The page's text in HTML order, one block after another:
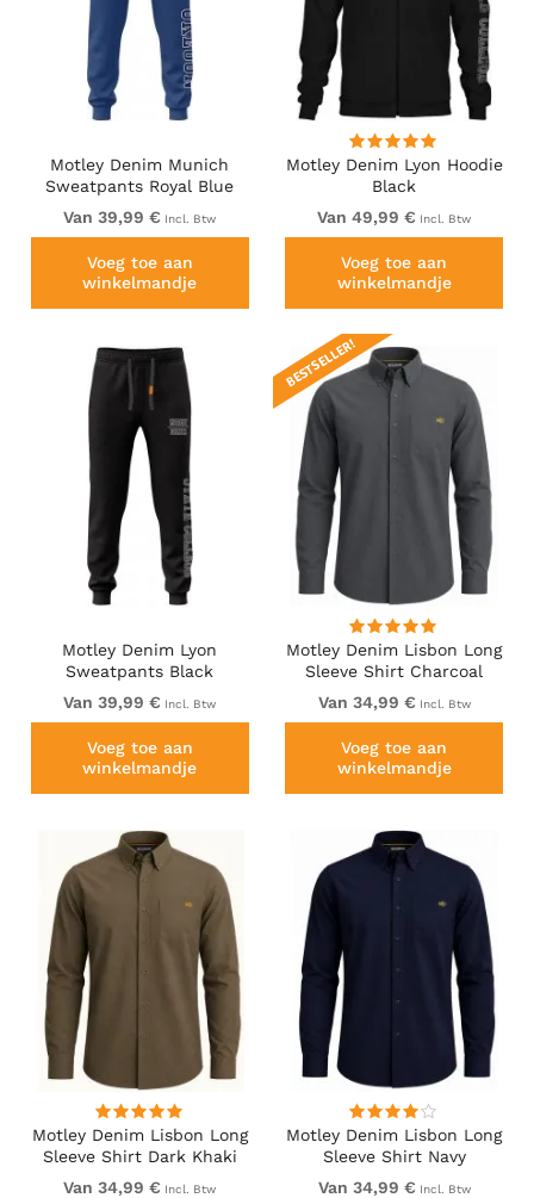
Motley Denim Munich
Sweatpants Royal Blue
Van 39,99 € Incl. Btw
Voeg toe aan
winkelmandje
Motley Denim Lyon Hoodie
Black
Van 49,99 € Incl. Btw
Voeg toe aan
winkelmandje
Motley Denim Lyon
Sweatpants Black
Van 39,99 € Incl. Btw
Voeg toe aan
winkelmandje
Motley Denim Lisbon Long
Sleeve Shirt Charcoal
BESTSELLER!
Van 34,99 € Incl. Btw
Voeg toe aan
winkelmandje
Motley Denim Lisbon Long
Sleeve Shirt Dark Khaki
Van 34,99 € Incl. Btw
Motley Denim Lisbon Long
Sleeve Shirt Navy
Van 34,99 € Incl. Btw